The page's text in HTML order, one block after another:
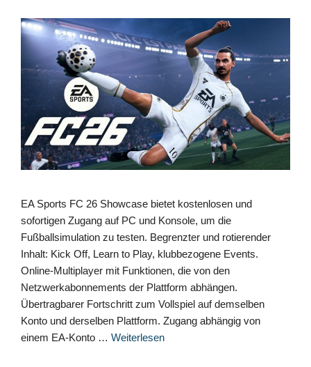
EA Sports FC 26 Showcase bietet kostenlosen und
sofortigen Zugang auf PC und Konsole, um die
Fußballsimulation zu testen. Begrenzter und rotierender
Inhalt: Kick Off, Learn to Play, klubbezogene Events.
Online-Multiplayer mit Funktionen, die von den
Netzwerkabonnements der Plattform abhängen.
Übertragbarer Fortschritt zum Vollspiel auf demselben
Konto und derselben Plattform. Zugang abhängig von
einem EA-Konto … Weiterlesen